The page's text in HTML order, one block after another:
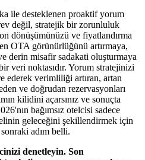
ile desteklenen proaktif yorum
değil, stratejik bir zorunluluk
dönüşümünüzü ve fiyatlandırma
OTA görünürlüğünü artırmaya,
derin misafir sadakati oluşturmaya
veri noktasıdır. Yorum stratejinizi
ederek verimliliği artıran, artan
ve doğrudan rezervasyonları
kilidini açarsınız ve sonuçta
bağımsız otelcisi sadece
geleceğini şekillendirmek için
adım belli.
denetleyin. Son